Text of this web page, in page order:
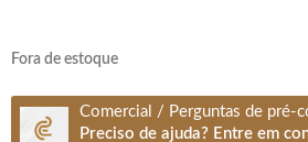
Fora de estoque
Comercial / Perguntas de pré-
Preciso de ajuda? Entre em